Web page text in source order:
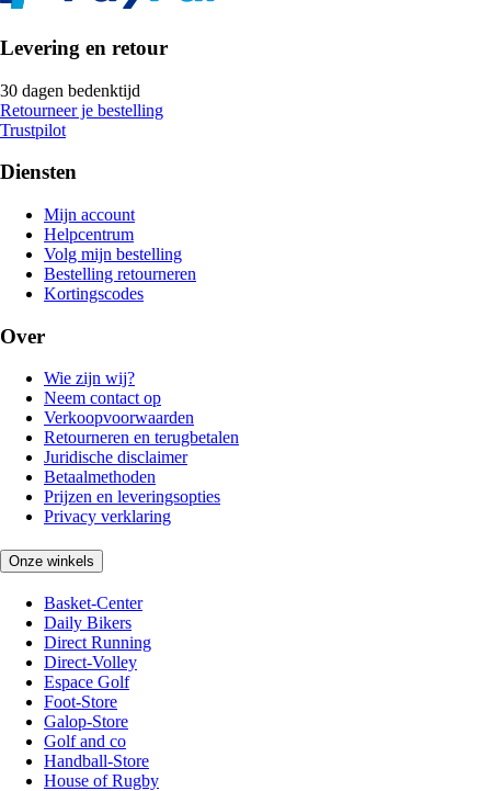
Levering en retour
30 dagen bedenktijd
Retourneer je bestelling
Trustpilot
Diensten
Mijn account
Helpcentrum
Volg mijn bestelling
Bestelling retourneren
Kortingscodes
Over
Wie zijn wij?
Neem contact op
Verkoopvoorwaarden
Retourneren en terugbetalen
Juridische disclaimer
Betaalmethoden
Prijzen en leveringsopties
Privacy verklaring
Onze winkels
Basket-Center
Daily Bikers
Direct Running
Direct-Volley
Espace Golf
Foot-Store
Galop-Store
Golf and co
Handball-Store
House of Rugby